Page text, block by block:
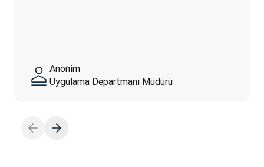
Anonim
Uygulama Departmanı Müdürü